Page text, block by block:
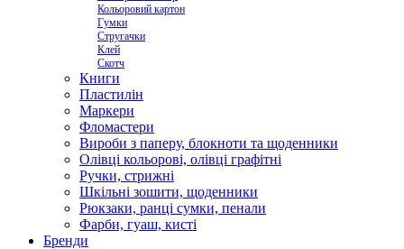
Кольоровий картон
Гумки
Стругачки
Клей
Скотч
Книги
Пластилін
Маркери
Фломастери
Вироби з паперу, блокноти та щоденники
Олівці кольорові, олівці графітні
Ручки, стрижні
Шкільні зошити, щоденники
Рюкзаки, ранці сумки, пенали
Фарби, гуаш, кисті
Бренди